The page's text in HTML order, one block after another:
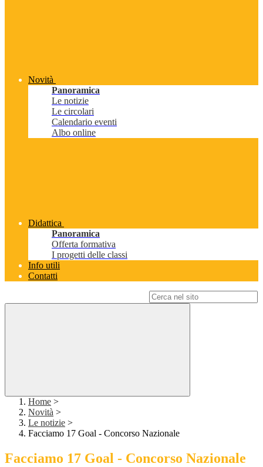
Novità
Panoramica
Le notizie
Le circolari
Calendario eventi
Albo online
Didattica
Panoramica
Offerta formativa
I progetti delle classi
Info utili
Contatti
Home >
Novità >
Le notizie >
Facciamo 17 Goal - Concorso Nazionale
Facciamo 17 Goal - Concorso Nazionale